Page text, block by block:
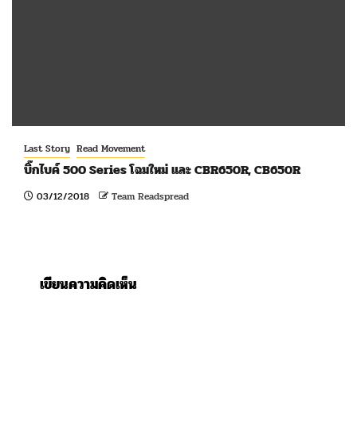
Last Story Read Movement
บิ๊กไบค์ 500 Series โฉมใหม่ และ CBR650R, CB650R
03/12/2018 Team Readspread
เขียนความคิดเห็น